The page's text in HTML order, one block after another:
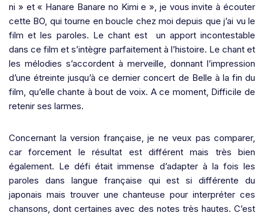
ni » et « Hanare Banare no Kimi e », je vous invite à écouter
cette BO, qui tourne en boucle chez moi depuis que j’ai vu le
film et les paroles. Le chant est
un apport incontestable
dans ce film et s’intègre parfaitement à l’histoire. Le chant et
les mélodies s’accordent à merveille, donnant l’impression
d’une étreinte jusqu’à ce dernier concert de Belle à la fin du
film, qu’elle chante à bout de voix. A ce moment, Difficile de
retenir ses larmes.
Concernant la version française, je ne veux pas comparer,
car forcement le résultat est différent mais très bien
également. Le défi était immense d’adapter à la fois les
paroles dans langue française qui est si différente du
japonais mais trouver une chanteuse pour interpréter ces
chansons, dont certaines avec des notes très hautes. C’est